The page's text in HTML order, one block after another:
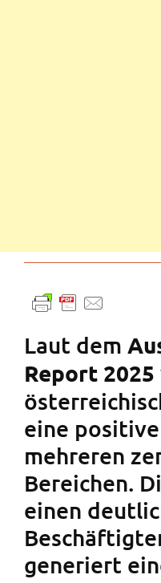
Laut dem
Report 2025
eine
mehreren
Bereichen.
einen
generiert